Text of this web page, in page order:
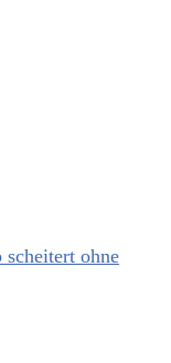
ohne